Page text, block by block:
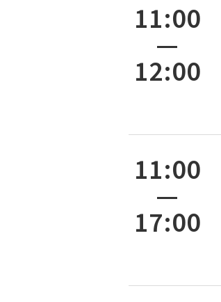
11:00
—
12:00
11:00
—
17:00